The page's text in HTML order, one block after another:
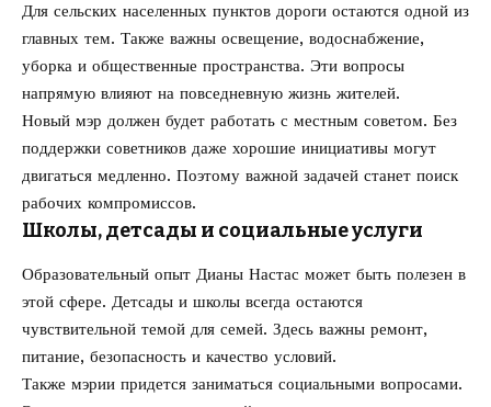
Для сельских населенных пунктов дороги остаются одной из
главных тем. Также важны освещение, водоснабжение,
уборка и общественные пространства. Эти вопросы
напрямую влияют на повседневную жизнь жителей.
Новый мэр должен будет работать с местным советом. Без
поддержки советников даже хорошие инициативы могут
двигаться медленно. Поэтому важной задачей станет поиск
рабочих компромиссов.
Школы, детсады и социальные услуги
Образовательный опыт Дианы Настас может быть полезен в
этой сфере. Детсады и школы всегда остаются
чувствительной темой для семей. Здесь важны ремонт,
питание, безопасность и качество условий.
Также мэрии придется заниматься социальными вопросами.